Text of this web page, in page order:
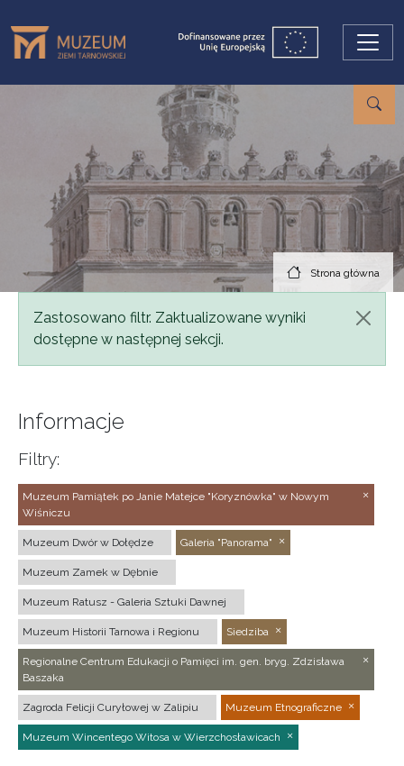
Strona główna
Komunikat
Zastosowano filtr. Zaktualizowane wyniki
dostępne w następnej sekcji.
Informacje
Filtry:
Muzeum Pamiątek po Janie Matejce "Koryznówka" w Nowym
Wiśniczu
Muzeum Dwór w Dołędze Galeria "Panorama"
Muzeum Zamek w Dębnie
Muzeum Ratusz - Galeria Sztuki Dawnej
Muzeum Historii Tarnowa i Regionu Siedziba
Regionalne Centrum Edukacji o Pamięci im. gen. bryg. Zdzisława
Baszaka
Zagroda Felicji Curyłowej w Zalipiu Muzeum Etnograficzne
Muzeum Wincentego Witosa w Wierzchosławicach